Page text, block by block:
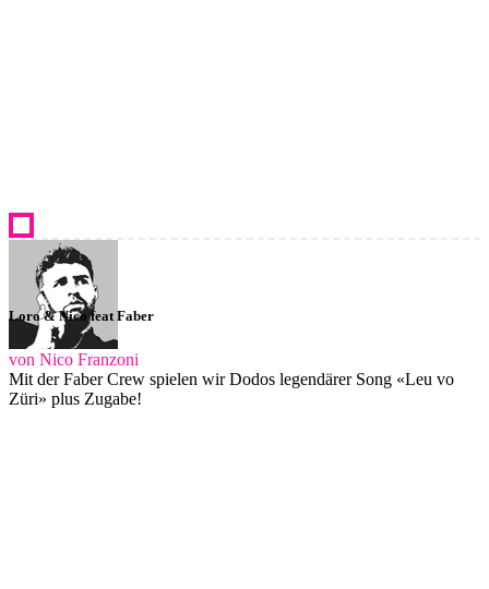
Loro & Nico feat Faber
von Nico Franzoni
Mit der Faber Crew spielen wir Dodos legendärer Song «Leu vo
Züri» plus Zugabe!